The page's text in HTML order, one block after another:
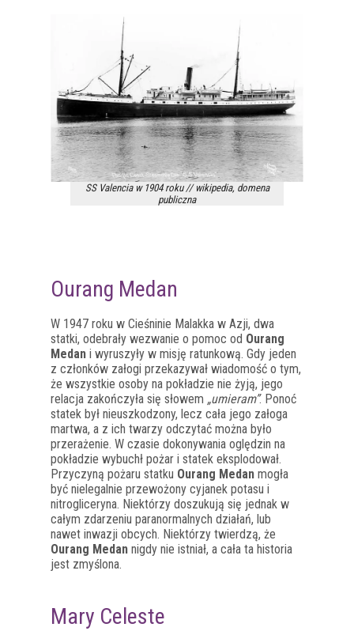
SS Valencia w 1904 roku // wikipedia, domena
publiczna
Ourang Medan
W 1947 roku w Cieśninie Malakka w Azji, dwa
statki, odebrały wezwanie o pomoc od Ourang
Medan i wyruszyły w misję ratunkową. Gdy jeden
z członków załogi przekazywał wiadomość o tym,
że wszystkie osoby na pokładzie nie żyją, jego
relacja zakończyła się słowem „umieram”. Ponoć
statek był nieuszkodzony, lecz cała jego załoga
martwa, a z ich twarzy odczytać można było
przerażenie. W czasie dokonywania oględzin na
pokładzie wybuchł pożar i statek eksplodował.
Przyczyną pożaru statku Ourang Medan mogła
być nielegalnie przewożony cyjanek potasu i
nitrogliceryna. Niektórzy doszukują się jednak w
całym zdarzeniu paranormalnych działań, lub
nawet inwazji obcych. Niektórzy twierdzą, że
Ourang Medan nigdy nie istniał, a cała ta historia
jest zmyślona.
Mary Celeste